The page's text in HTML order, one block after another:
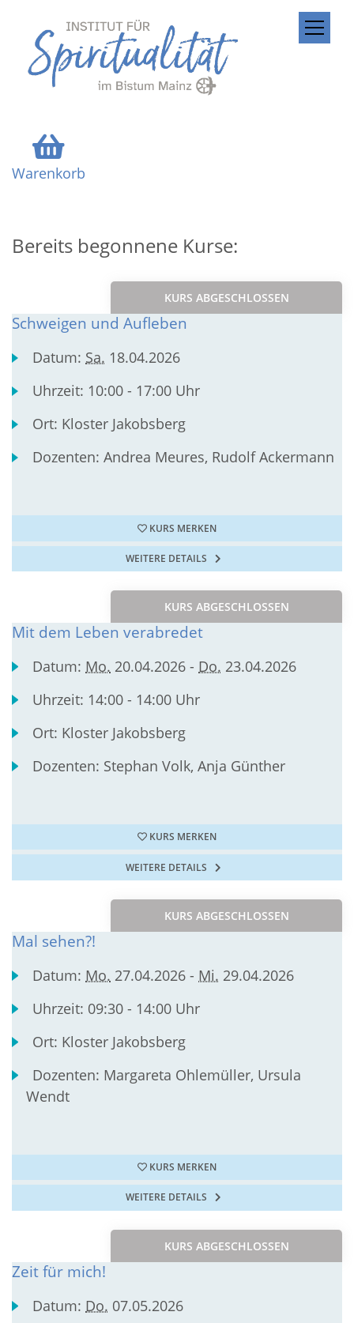
Warenkorb
Bereits begonnene Kurse:
KURS ABGESCHLOSSEN
Schweigen und Aufleben
Datum: Sa. 18.04.2026
Uhrzeit: 10:00 - 17:00 Uhr
Ort: Kloster Jakobsberg
Dozenten:Andrea Meures, Rudolf Ackermann
KURS MERKEN
WEITERE DETAILS
KURS ABGESCHLOSSEN
Mit dem Leben verabredet
Datum: Mo. 20.04.2026 - Do. 23.04.2026
Uhrzeit: 14:00 - 14:00 Uhr
Ort: Kloster Jakobsberg
Dozenten: Stephan Volk, Anja Günther
KURS MERKEN
WEITERE DETAILS
KURS ABGESCHLOSSEN
Mal sehen?!
Datum: Mo. 27.04.2026 - Mi. 29.04.2026
Uhrzeit: 09:30 - 14:00 Uhr
Ort: Kloster Jakobsberg
Dozenten: Margareta Ohlemüller, Ursula
Wendt
KURS MERKEN
WEITERE DETAILS
KURS ABGESCHLOSSEN
Zeit für mich!
Datum: Do. 07.05.2026